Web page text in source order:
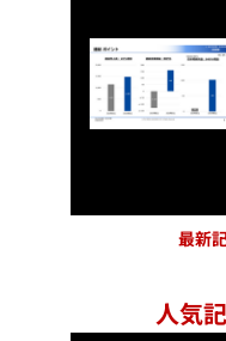
最新
人気